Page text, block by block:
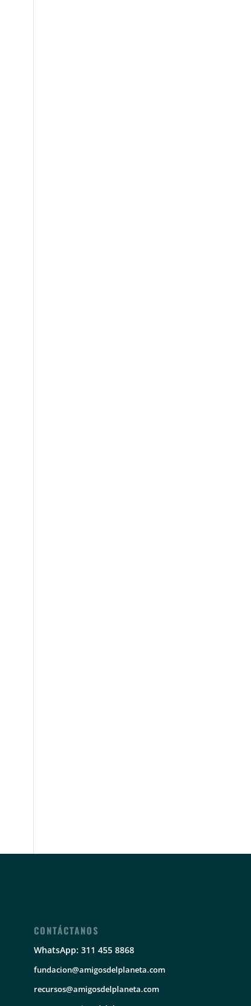
CONTÁCTANOS
WhatsApp: 311 455 8868
fundacion@amigosdelplaneta.com
recursos@amigosdelplaneta.com